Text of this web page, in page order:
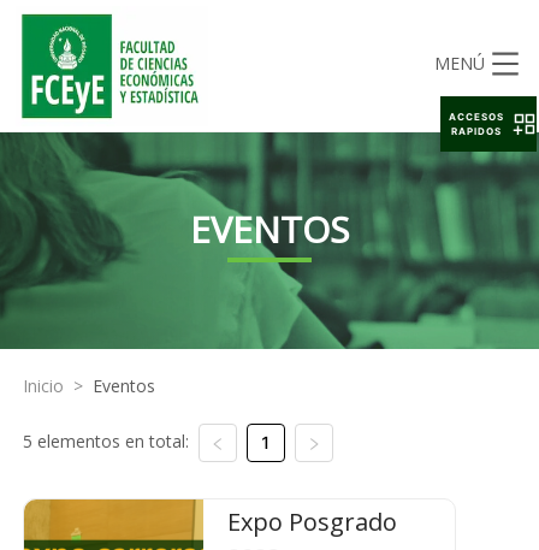
MENÚ
EVENTOS
Inicio > Eventos
5 elementos en total: 1
Expo Posgrado
ACCESOS
RAPIDOS